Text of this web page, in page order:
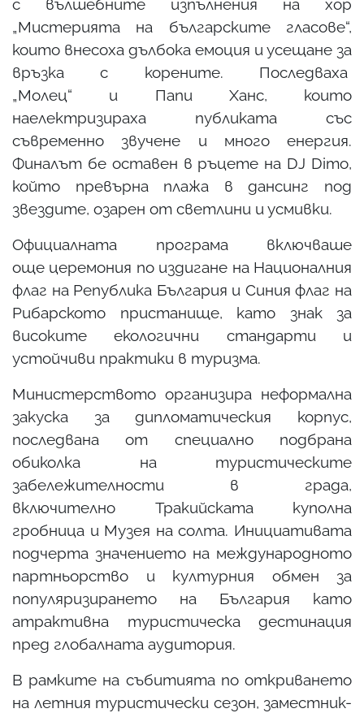
с вълшебните изпълнения на хор
„Мистерията на българските гласове“,
които внесоха дълбока емоция и усещане за
връзка с корените. Последваха
„Молец“ и Папи Ханс, които
наелектризираха публиката със
съвременно звучене и много енергия.
Финалът бе оставен в ръцете на DJ Dimo,
който превърна плажа в дансинг под
звездите, озарен от светлини и усмивки.
Официалната програма включваше
още церемония по издигане на Националния
флаг на Република България и Синия флаг на
Рибарското пристанище, като знак за
високите екологични стандарти и
устойчиви практики в туризма.
Министерството организира неформална
закуска за дипломатическия корпус,
последвана от специално подбрана
обиколка на туристическите
забележителности в града,
включително Тракийската куполна
гробница и Музея на солта. Инициативата
подчерта значението на международното
партньорство и културния обмен за
популяризирането на България като
атрактивна туристическа дестинация
пред глобалната аудитория.
В рамките на събитията по откриването
на летния туристически сезон, заместник-